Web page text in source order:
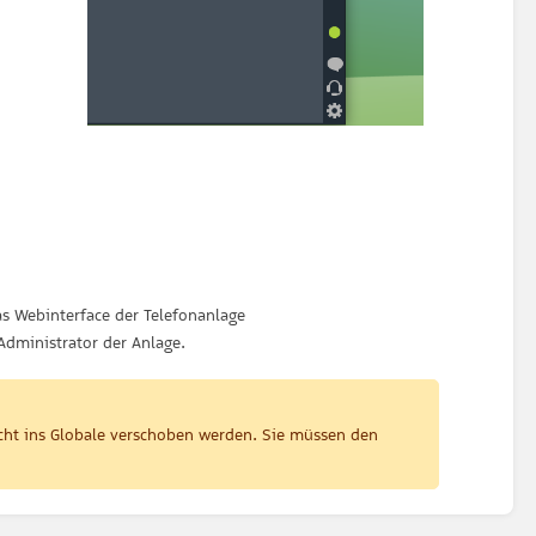
Webinterface der Telefonanlage
der Anlage.
ins Globale verschoben werden. Sie müssen den